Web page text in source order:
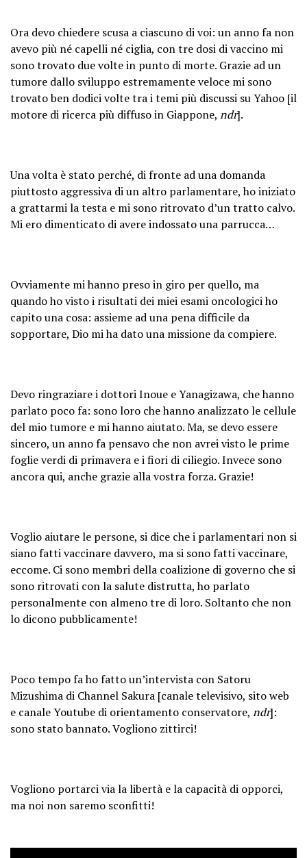
Ora devo chiedere scusa a ciascuno di voi: un anno fa non
avevo più né capelli né ciglia, con tre dosi di vaccino mi
sono trovato due volte in punto di morte. Grazie ad un
tumore dallo sviluppo estremamente veloce mi sono
trovato ben dodici volte tra i temi più discussi su Yahoo [il
motore di ricerca più diffuso in Giappone, ndr].
Una volta è stato perché, di fronte ad una domanda
piuttosto aggressiva di un altro parlamentare, ho iniziato
a grattarmi la testa e mi sono ritrovato d’un tratto calvo.
Mi ero dimenticato di avere indossato una parrucca…
Ovviamente mi hanno preso in giro per quello, ma
quando ho visto i risultati dei miei esami oncologici ho
capito una cosa: assieme ad una pena difficile da
sopportare, Dio mi ha dato una missione da compiere.
Devo ringraziare i dottori Inoue e Yanagizawa, che hanno
parlato poco fa: sono loro che hanno analizzato le cellule
del mio tumore e mi hanno aiutato. Ma, se devo essere
sincero, un anno fa pensavo che non avrei visto le prime
foglie verdi di primavera e i fiori di ciliegio. Invece sono
ancora qui, anche grazie alla vostra forza. Grazie!
Voglio aiutare le persone, si dice che i parlamentari non si
siano fatti vaccinare davvero, ma si sono fatti vaccinare,
eccome. Ci sono membri della coalizione di governo che si
sono ritrovati con la salute distrutta, ho parlato
personalmente con almeno tre di loro. Soltanto che non
lo dicono pubblicamente!
Poco tempo fa ho fatto un’intervista con Satoru
Mizushima di Channel Sakura [canale televisivo, sito web
e canale Youtube di orientamento conservatore, ndr]:
sono stato bannato. Vogliono zittirci!
Vogliono portarci via la libertà e la capacità di opporci,
ma noi non saremo sconfitti!